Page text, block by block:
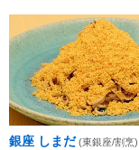
銀座 しまだ (東銀座/割烹)